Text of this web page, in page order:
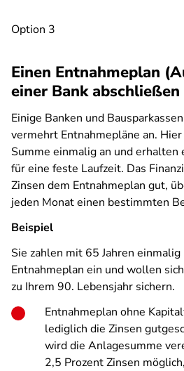
Option 3
Einen Entnahmeplan
einer Bank abschließen
Einige Banken und
vermehrt Entnahmepläne an.
Summe einmalig an und erhalten
für eine feste Laufzeit. Das
Zinsen dem Entnahmeplan gut,
jeden Monat einen bestimmten
Beispiel
Sie zahlen mit 65 Jahren
Entnahmeplan ein und wollen
zu Ihrem 90. Lebensjahr sichern.
Entnahmeplan ohne
lediglich die Zinsen
wird die Anlagesumme
2,5 Prozent Zinsen